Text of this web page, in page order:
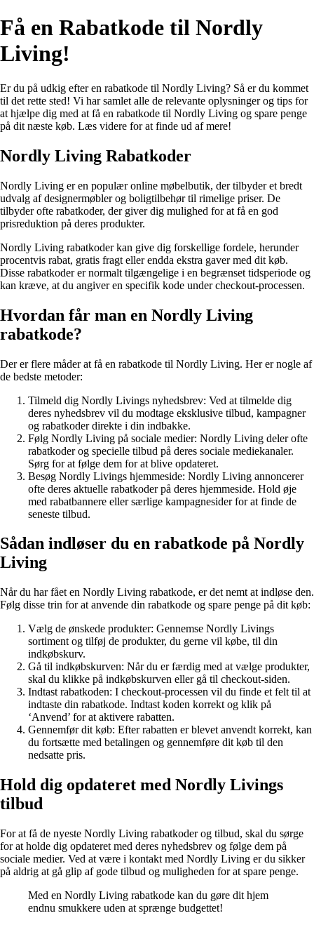
Få en Rabatkode til Nordly
Living!
Er du på udkig efter en rabatkode til Nordly Living? Så er du kommet
til det rette sted! Vi har samlet alle de relevante oplysninger og tips for
at hjælpe dig med at få en rabatkode til Nordly Living og spare penge
på dit næste køb. Læs videre for at finde ud af mere!
Nordly Living Rabatkoder
Nordly Living er en populær online møbelbutik, der tilbyder et bredt
udvalg af designermøbler og boligtilbehør til rimelige priser. De
tilbyder ofte rabatkoder, der giver dig mulighed for at få en god
prisreduktion på deres produkter.
Nordly Living rabatkoder kan give dig forskellige fordele, herunder
procentvis rabat, gratis fragt eller endda ekstra gaver med dit køb.
Disse rabatkoder er normalt tilgængelige i en begrænset tidsperiode og
kan kræve, at du angiver en specifik kode under checkout-processen.
Hvordan får man en Nordly Living
rabatkode?
Der er flere måder at få en rabatkode til Nordly Living. Her er nogle af
de bedste metoder:
Tilmeld dig Nordly Livings nyhedsbrev: Ved at tilmelde dig
deres nyhedsbrev vil du modtage eksklusive tilbud, kampagner
og rabatkoder direkte i din indbakke.
Følg Nordly Living på sociale medier: Nordly Living deler ofte
rabatkoder og specielle tilbud på deres sociale mediekanaler.
Sørg for at følge dem for at blive opdateret.
Besøg Nordly Livings hjemmeside: Nordly Living annoncerer
ofte deres aktuelle rabatkoder på deres hjemmeside. Hold øje
med rabatbannere eller særlige kampagnesider for at finde de
seneste tilbud.
Sådan indløser du en rabatkode på Nordly
Living
Når du har fået en Nordly Living rabatkode, er det nemt at indløse den.
Følg disse trin for at anvende din rabatkode og spare penge på dit køb:
Vælg de ønskede produkter: Gennemse Nordly Livings
sortiment og tilføj de produkter, du gerne vil købe, til din
indkøbskurv.
Gå til indkøbskurven: Når du er færdig med at vælge produkter,
skal du klikke på indkøbskurven eller gå til checkout-siden.
Indtast rabatkoden: I checkout-processen vil du finde et felt til at
indtaste din rabatkode. Indtast koden korrekt og klik på
‘Anvend’ for at aktivere rabatten.
Gennemfør dit køb: Efter rabatten er blevet anvendt korrekt, kan
du fortsætte med betalingen og gennemføre dit køb til den
nedsatte pris.
Hold dig opdateret med Nordly Livings
tilbud
For at få de nyeste Nordly Living rabatkoder og tilbud, skal du sørge
for at holde dig opdateret med deres nyhedsbrev og følge dem på
sociale medier. Ved at være i kontakt med Nordly Living er du sikker
på aldrig at gå glip af gode tilbud og muligheden for at spare penge.
Med en Nordly Living rabatkode kan du gøre dit hjem
endnu smukkere uden at sprænge budgettet!